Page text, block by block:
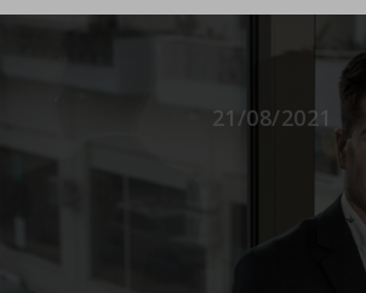
21/08/2021